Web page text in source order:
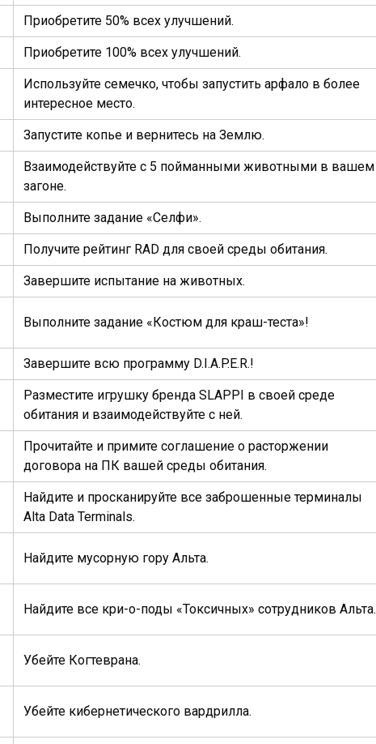
Приобретите 50% всех улучшений.
Приобретите 100% всех улучшений.
Используйте семечко, чтобы запустить арфало в более
интересное место.
Запустите копье и вернитесь на Землю.
Взаимодействуйте с 5 пойманными животными в вашем
загоне.
Выполните задание «Селфи».
Получите рейтинг RAD для своей среды обитания.
Завершите испытание на животных.
Выполните задание «Костюм для краш-теста»!
Завершите всю программу D.I.A.P.E.R.!
Разместите игрушку бренда SLAPPI в своей среде
обитания и взаимодействуйте с ней.
Прочитайте и примите соглашение о расторжении
договора на ПК вашей среды обитания.
Найдите и просканируйте все заброшенные терминалы
Alta Data Terminals.
Найдите мусорную гору Альта.
Найдите все кри-о-поды «Токсичных» сотрудников Альта.
Убейте Когтеврана.
Убейте кибернетического вардрилла.